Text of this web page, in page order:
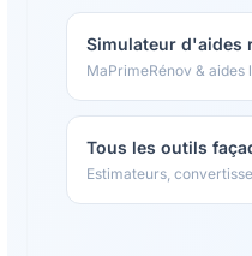
Simulateur d'aides
MaPrimeRénov & aides
Tous les outils
Estimateurs,